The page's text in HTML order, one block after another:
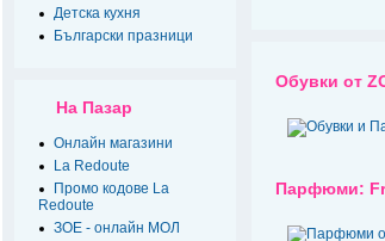
Детска кухня
Български празници
На Пазар
Онлайн магазини
La Redoute
Промо кодове La
Redoute
ЗОЕ - онлайн МОЛ
Обувки от
Парфюми: